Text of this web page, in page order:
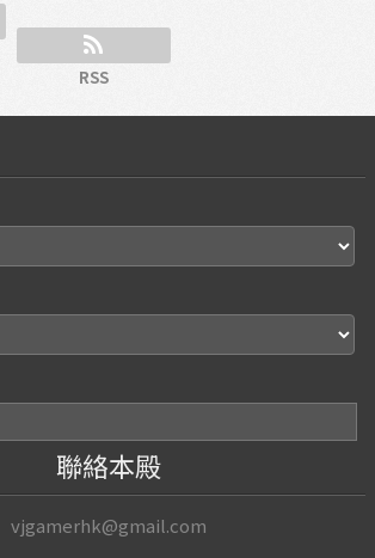
RSS
聯絡本殿
vjgamerhk@gmail.com